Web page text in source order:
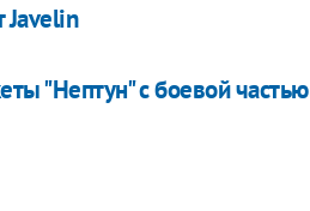
Javelin
"Нептун" с боевой частью